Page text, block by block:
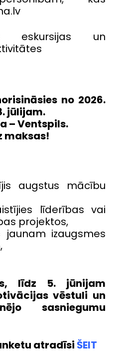
eskursijas un
no 2026.
. jūlijam.
– Ventspils.
maksas!
augstus mācību
līderības vai
projektos,
izaugsmes
līdz 5. jūnijam
vēstuli un
sasniegumu
atradīsi ŠEIT